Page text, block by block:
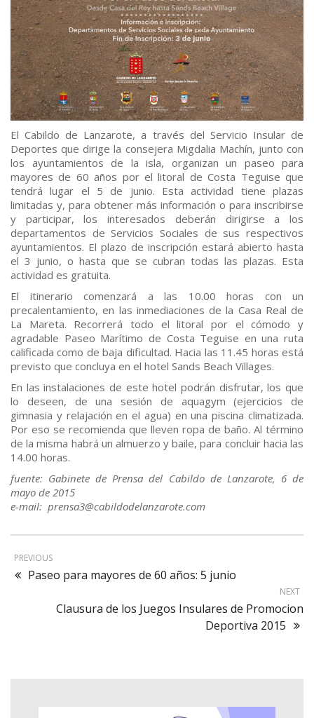
El Cabildo de Lanzarote, a través del Servicio Insular de
Deportes que dirige la consejera Migdalia Machín, junto con
los ayuntamientos de la isla, organizan un paseo para
mayores de 60 años por el litoral de Costa Teguise que
tendrá lugar el 5 de junio. Esta actividad tiene plazas
limitadas y, para obtener más información o para inscribirse
y participar, los interesados deberán dirigirse a los
departamentos de Servicios Sociales de sus respectivos
ayuntamientos. El plazo de inscripción estará abierto hasta
el 3 junio, o hasta que se cubran todas las plazas. Esta
actividad es gratuita.
El itinerario comenzará a las 10.00 horas con un
precalentamiento, en las inmediaciones de la Casa Real de
La Mareta. Recorrerá todo el litoral por el cómodo y
agradable Paseo Marítimo de Costa Teguise en una ruta
calificada como de baja dificultad. Hacia las 11.45 horas está
previsto que concluya en el hotel Sands Beach Villages.
En las instalaciones de este hotel podrán disfrutar, los que
lo deseen, de una sesión de aquagym (ejercicios de
gimnasia y relajación en el agua) en una piscina climatizada.
Por eso se recomienda que lleven ropa de baño. Al término
de la misma habrá un almuerzo y baile, para concluir hacia las
14.00 horas.
fuente: Gabinete de Prensa del Cabildo de Lanzarote, 6 de
mayo de 2015
e-mail: prensa3@cabildodelanzarote.com
PREVIOUS
Paseo para mayores de 60 años: 5 junio
NEXT
Clausura de los Juegos Insulares de Promocion
Deportiva 2015